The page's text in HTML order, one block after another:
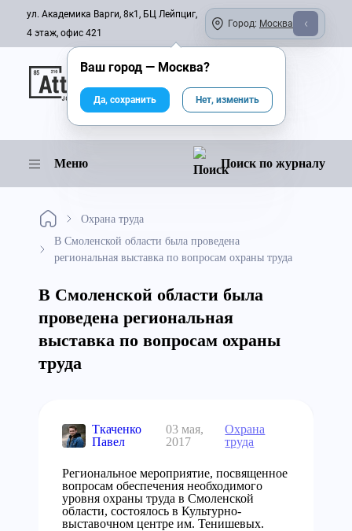
ул. Академика Варги, 8к1, БЦ Лейпциг,
4 этаж, офис 421
Город: Москва
Онлайн-журнал
Меню Поиск по журналу
Охрана труда
В Смоленской области была проведена
региональная выставка по вопросам охраны труда
В Смоленской области была
проведена региональная
выставка по вопросам охраны
труда
Ткаченко
Павел
03 мая,
2017
Охрана
труда
Региональное мероприятие, посвященное
вопросам обеспечения необходимого
уровня охраны труда в Смоленской
области, состоялось в Культурно-
выставочном центре им. Тенишевых.
Ваш город — Москва?
Да, сохранить Нет, изменить